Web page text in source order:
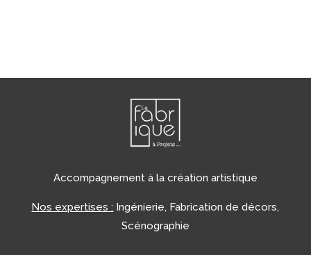
Accompagnement à la création artistique
Nos expertises : Ingénierie, Fabrication de décors,
Scénographie